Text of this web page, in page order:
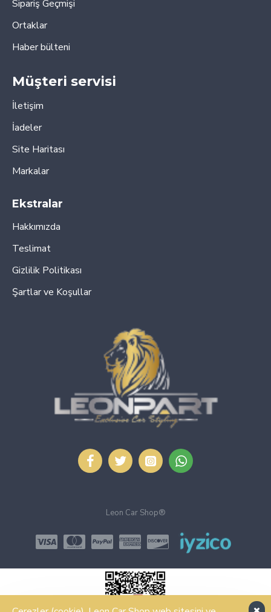
Sipariş Geçmişi
Ortaklar
Haber bülteni
Müşteri servisi
İletişim
İadeler
Site Haritası
Markalar
Ekstralar
Hakkımızda
Teslimat
Gizlilik Politikası
Şartlar ve Koşullar
Leon Car Shop®